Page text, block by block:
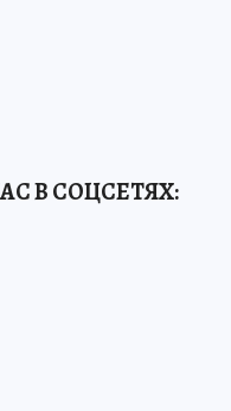
В СОЦСЕТЯХ: